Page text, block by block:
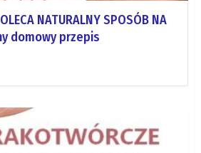
NATURALNY SPOSÓB NA
domowy przepis